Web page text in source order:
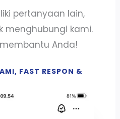
pertanyaan lain,
menghubungi kami.
Anda!
FAST RESPON &